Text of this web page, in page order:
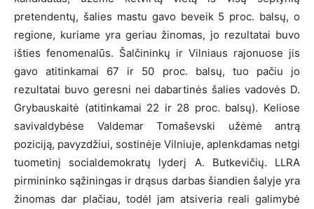
pretendentų, šalies mastu gavo beveik 5 proc. balsų, o
regione, kuriame yra geriau žinomas, jo rezultatai buvo
išties fenomenalūs. Šalčininkų ir Vilniaus rajonuose jis
gavo atitinkamai 67 ir 50 proc. balsų, tuo pačiu jo
rezultatai buvo geresni nei dabartinės šalies vadovės D.
Grybauskaitė (atitinkamai 22 ir 28 proc. balsų). Keliose
savivaldybėse Valdemar Tomaševski užėmė antrą
poziciją, pavyzdžiui, sostinėje Vilniuje, aplenkdamas netgi
tuometinį socialdemokratų lyderį A. Butkevičių. LLRA
pirmininko sąžiningas ir drąsus darbas šiandien šalyje yra
žinomas dar plačiau, todėl jam atsiveria reali galimybė